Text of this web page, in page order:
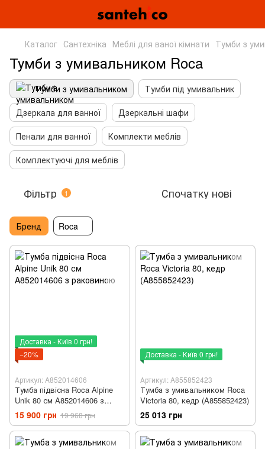
Каталог Сантехніка Меблі для ваної кімнати Тумби з
Тумби з умивальником Roca
Тумби з умивальником
Тумби під умивальник
Дзеркала для ванної
Дзеркальні шафи
Пенали для ванної
Комплекти меблів
Комплектуючі для меблів
Фільтр 1 Спочатку нові
Бренд Roca
Доставка - Київ 0 грн!
−20%
Артикул: A852014606
Тумба підвісна Roca Alpine
Unik 80 см A852014606 з
раковиною
15 900 грн 19 968 грн
Доставка - Київ 0 грн!
Артикул: A855852423
Тумба з умивальником Roca
Victoria 80, кедр (A855852423)
25 013 грн